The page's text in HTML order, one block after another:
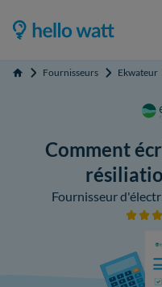
Accueil Fournisseurs Ekwateur
Comment
Fournisseur